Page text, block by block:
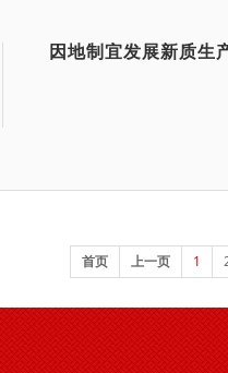
首页 上一页 1